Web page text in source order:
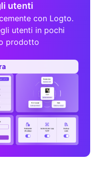
utenti
con Logto.
utenti in pochi
prodotto